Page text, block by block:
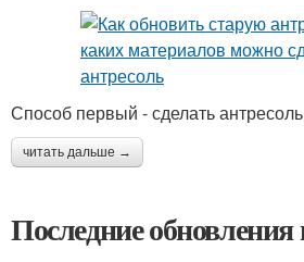
Способ первый - сделать
читать дальше →
Последние обновления